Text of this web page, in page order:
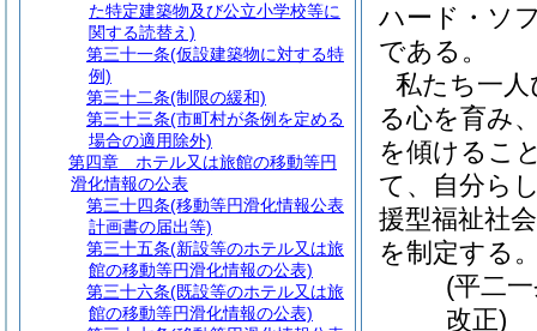
ハード・ソ
である。
私たち一
る心を育み
を傾けるこ
て、自分ら
援型福祉社
を制定する
(平二
改正)
た特定建築物及び公立小学校等に
関する読替え)
第三十一条(仮設建築物に対する特
例)
第三十二条(制限の緩和)
第三十三条(市町村が条例を定める
場合の適用除外)
第四章
ホテル又は旅館の移動等円
滑化情報の公表
第三十四条(移動等円滑化情報公表
計画書の届出等)
第三十五条(新設等のホテル又は旅
館の移動等円滑化情報の公表)
第三十六条(既設等のホテル又は旅
館の移動等円滑化情報の公表)